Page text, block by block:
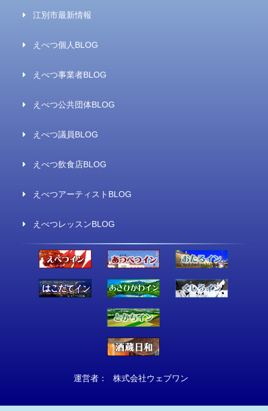
江別市最新情報
えべつ個人BLOG
えべつ事業者BLOG
えべつ公共団体BLOG
えべつ議員BLOG
えべつ飲食店BLOG
えべつアーティストBLOG
えべつレッスンBLOG
運営者： 株式会社ウェブワン